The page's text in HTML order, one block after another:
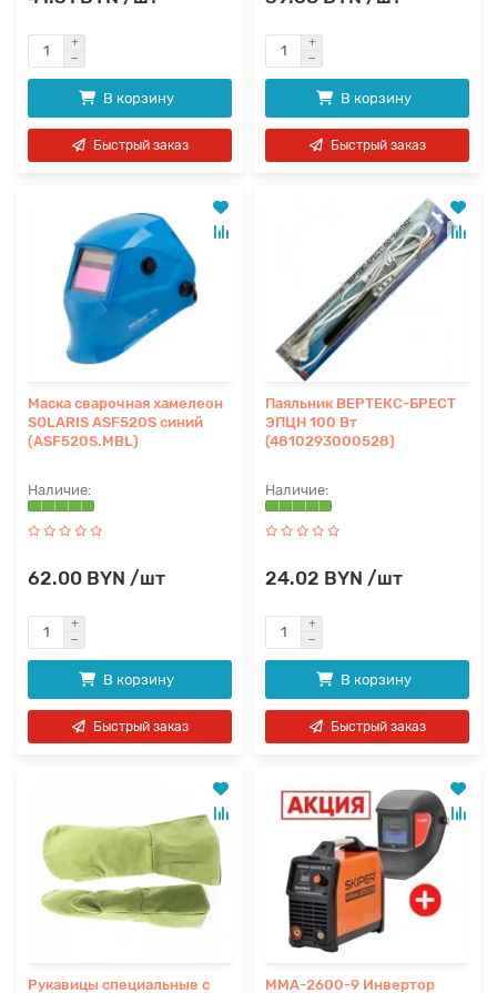
В корзину
Быстрый заказ
В корзину
Быстрый заказ
Маска сварочная хамелеон
SOLARIS ASF520S синий
(ASF520S.MBL)
62.00 BYN /шт
В корзину
Быстрый заказ
Паяльник ВЕРТЕКС-БРЕСТ
ЭПЦН 100 Вт
(4810293000528)
24.02 BYN /шт
В корзину
Быстрый заказ
Рукавицы специальные с MMA-2600-9 Инвертор